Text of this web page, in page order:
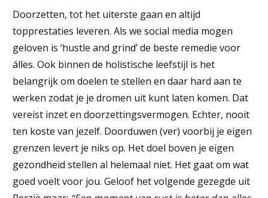
Doorzetten, tot het uiterste gaan en altijd
topprestaties leveren. Als we social media mogen
geloven is ‘hustle and grind’ de beste remedie voor
álles. Ook binnen de holistische leefstijl is het
belangrijk om doelen te stellen en daar hard aan te
werken zodat je je dromen uit kunt laten komen. Dat
vereist inzet en doorzettingsvermogen. Echter, nooit
ten koste van jezelf. Doorduwen (ver) voorbij je eigen
grenzen levert je niks op. Het doel boven je eigen
gezondheid stellen al helemaal niet. Het gaat om wat
goed voelt voor jou. Geloof het volgende gezegde uit